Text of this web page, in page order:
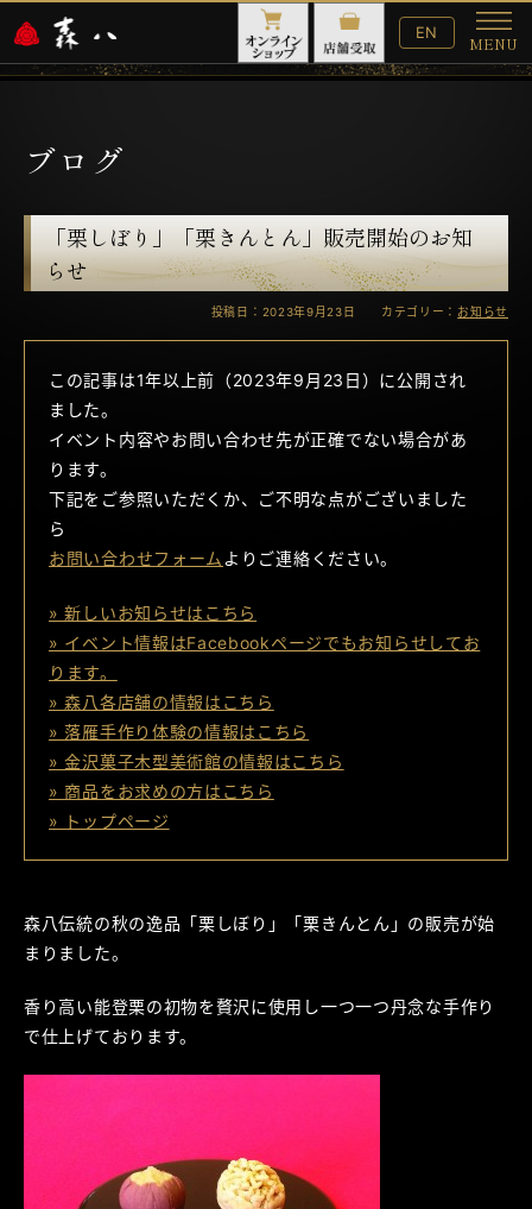
English
Website
EN
MENU
メ
ニ
ブログ
「栗しぼり」「栗きんとん」販売開始のお知
らせ
投稿日：2023年9月23日 カテゴリー： お知らせ
この記事は1年以上前（2023年9月23日）に公開され
ました。
イベント内容やお問い合わせ先が正確でない場合があ
ります。
下記をご参照いただくか、ご不明な点がございました
ら
お問い合わせフォームよりご連絡ください。
» 新しいお知らせはこちら
» イベント情報はFacebookページでもお知らせしてお
ります。
» 森八各店舗の情報はこちら
» 落雁手作り体験の情報はこちら
» 金沢菓子木型美術館の情報はこちら
» 商品をお求めの方はこちら
» トップページ
森八伝統の秋の逸品「栗しぼり」「栗きんとん」の販売が始
まりました。
香り高い能登栗の初物を贅沢に使用し一つ一つ丹念な手作り
で仕上げております。